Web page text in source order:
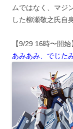
ムではなく、マジ
した柳瀬敬之氏自
【9/29 16時〜開
あみあみ、でじた